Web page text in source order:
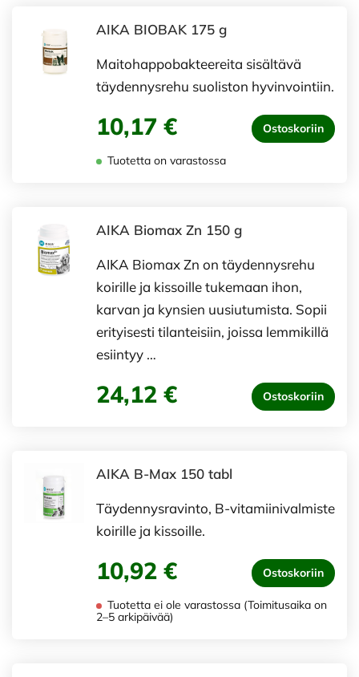
AIKA BIOBAK 175 g
Maitohappobakteereita sisältävä
täydennysrehu suoliston hyvinvointiin.
10,17 € Ostoskoriin
Tuotetta on varastossa
AIKA Biomax Zn 150 g
AIKA Biomax Zn on täydennysrehu
koirille ja kissoille tukemaan ihon,
karvan ja kynsien uusiutumista. Sopii
erityisesti tilanteisiin, joissa lemmikillä
esiintyy …
24,12 € Ostoskoriin
AIKA B-Max 150 tabl
Täydennysravinto, B-vitamiinivalmiste
koirille ja kissoille.
10,92 € Ostoskoriin
Tuotetta ei ole varastossa (Toimitusaika on
2–5 arkipäivää)